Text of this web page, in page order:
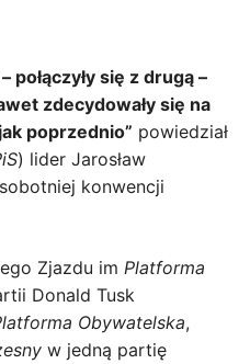
połączyły się z drugą –
zdecydowały się na
poprzednio” powiedział
) lider Jarosław
konwencji
Zjazdu im Platforma
Donald Tusk
Obywatelska,
w jedną partię